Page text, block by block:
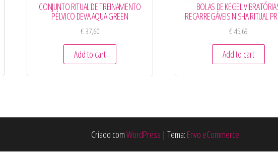
CONJUNTO RITUAL DE TREINAMENTO
PÉLVICO DEVA AQUA GREEN
€37,60
Add to cart
BOLAS DE KEGEL
RECARREGÁVEIS NISHA RITUAL
€45,69
Add to cart
Criado comWordPress | Tema: Envo eCommerce